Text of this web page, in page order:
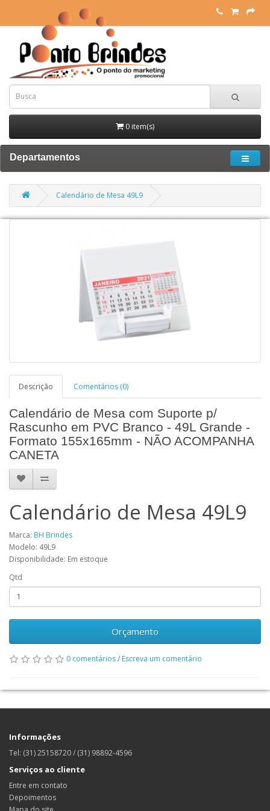
0 item(s)
Departamentos
Calendário de Mesa 49L9
Descrição Comentários (0)
Calendário de Mesa com Suporte p/
Rascunho em PVC Branco - 49L Grande -
Formato 155x165mm - NÃO ACOMPANHA
CANETA
Calendário de Mesa 49L9
Marca: BH Brindes
Modelo: 49L9
Disponibilidade: Em estoque
Qtd
Orçamento
0 comentários/ Escreva um comentário
Informações
Tel: (31) 25158720 / (31) 98892-4596
Serviços ao cliente
Entre em contato
Depoimentos